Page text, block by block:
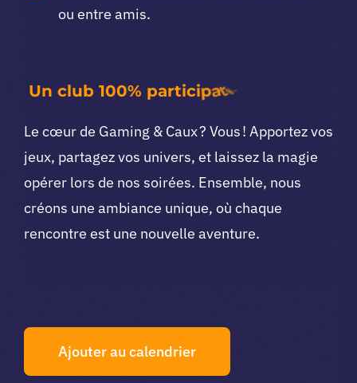
ou entre amis.
Le cœur de Gaming & Caux ? Vous ! Apportez vos
jeux, partagez vos univers, et laissez la magie
opérer lors de nos soirées. Ensemble, nous
créons une ambiance unique, où chaque
rencontre est une nouvelle aventure.
Ajouter au calendrier